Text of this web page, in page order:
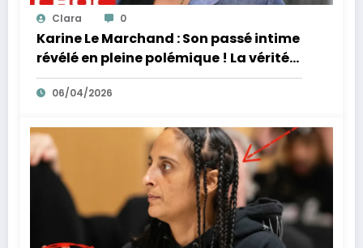
Clara 0
Karine Le Marchand : Son passé intime
révélé en pleine polémique ! La vérité
éclate sur ses accusations de
racisme.
06/04/2026